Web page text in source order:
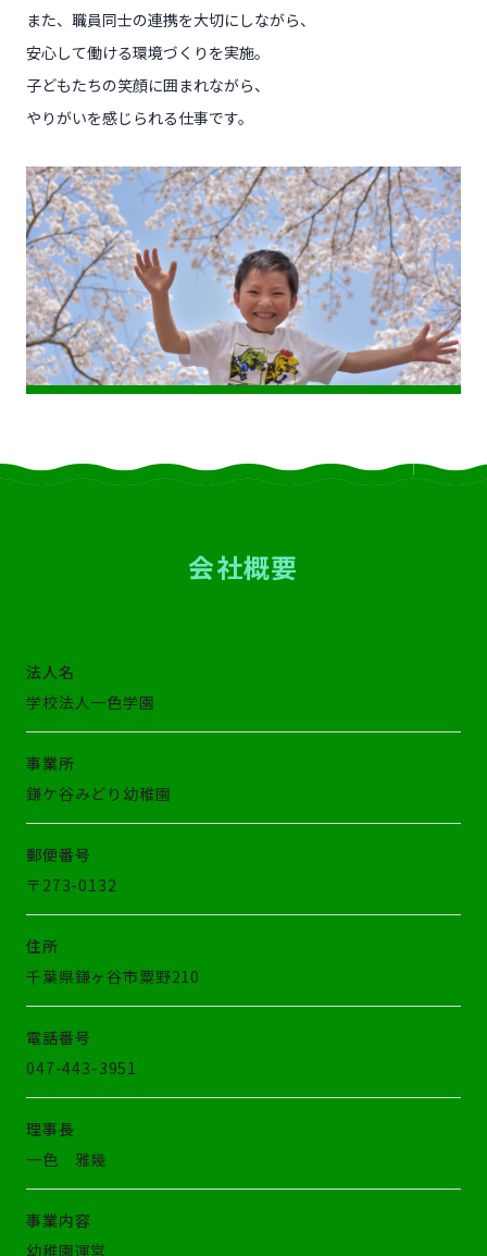
また、職員同士の連携を大切にしながら、
安心して働ける環境づくりを実施。
子どもたちの笑顔に囲まれながら、
やりがいを感じられる仕事です。
会社概要
法人名
学校法人一色学園
事業所
鎌ケ谷みどり幼稚園
郵便番号
〒273-0132
住所
千葉県鎌ヶ谷市粟野210
電話番号
047-443-3951
理事長
一色 雅幾
事業内容
幼稚園運営